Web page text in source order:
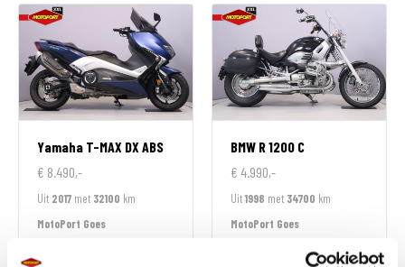
Yamaha T-MAX DX ABS
€ 8.490,-
Uit 2017 met 32100 km
MotoPort Goes
BMW R 1200 C
€ 4.990,-
Uit1998 met 34700 km
MotoPort Goes